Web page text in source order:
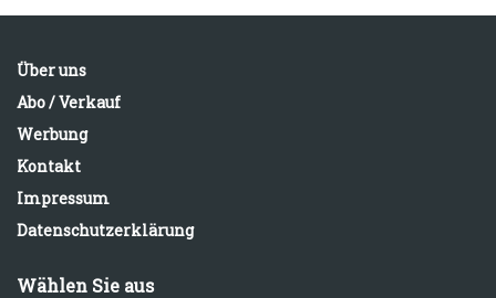
Über uns
Abo / Verkauf
Werbung
Kontakt
Impressum
Datenschutzerklärung
Wählen Sie aus